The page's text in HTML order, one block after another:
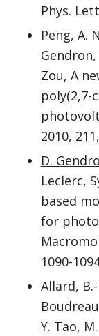
Phys.
Peng, A.
Gendron
Zou, A
poly(2,7-
2010,
D.
Leclerc,
based
for
1090-
Allard,
Y. Tao,